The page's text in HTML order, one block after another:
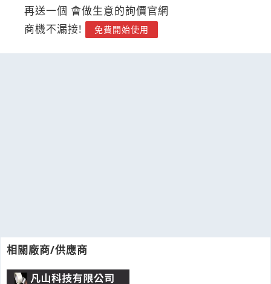
再送一個 會做生意的詢價官網
商機不漏接!
免費開始使用
相關廠商/供應商